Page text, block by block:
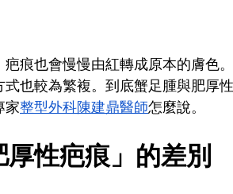
痕也會慢慢由紅轉成原本的膚色
也較為繁複。到底蟹足腫與肥厚
家整型外科陳建鼎醫師怎麼說。
厚性疤痕」的差別